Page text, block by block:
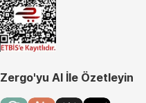
Zergo'yu AI İle Özetleyin